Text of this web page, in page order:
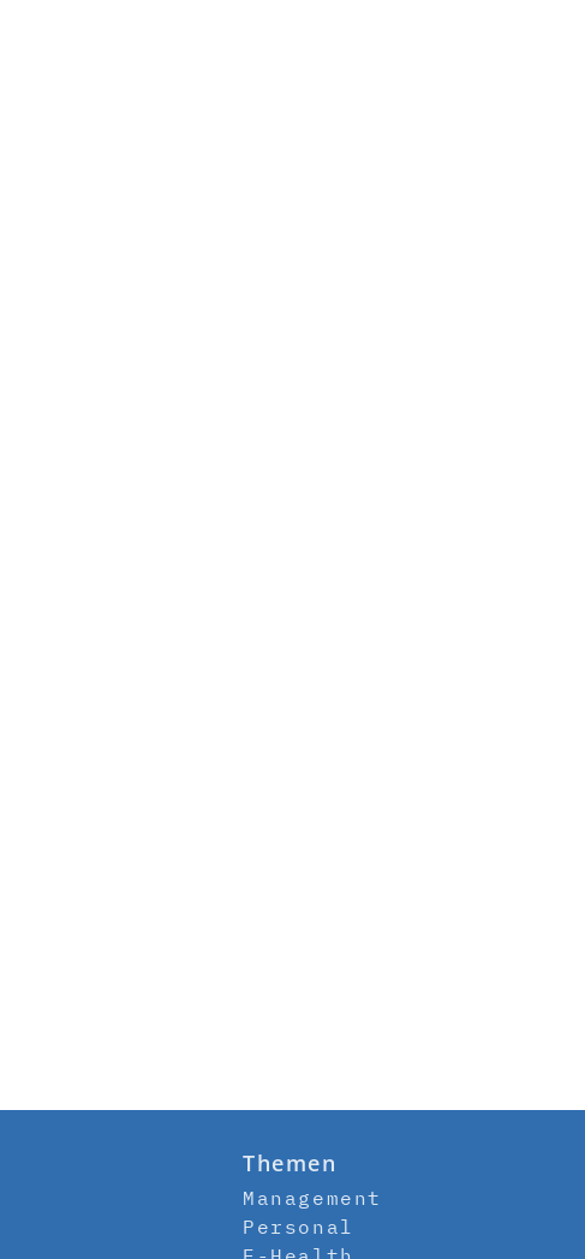
Themen
Management
Personal